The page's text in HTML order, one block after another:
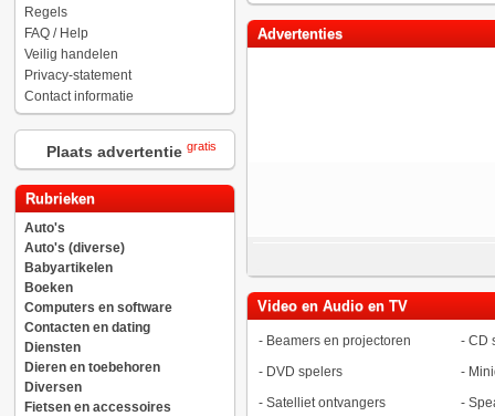
Regels
FAQ / Help
Veilig handelen
Privacy-statement
Contact informatie
Plaats advertentie gratis
Rubrieken
Auto's
Auto's (diverse)
Babyartikelen
Boeken
Computers en software
Contacten en dating
Diensten
Dieren en toebehoren
Diversen
Fietsen en accessoires
Advertenties
Video en Audio en TV
- Beamers en projectoren - CD
- DVD spelers -
- Satelliet ontvangers -